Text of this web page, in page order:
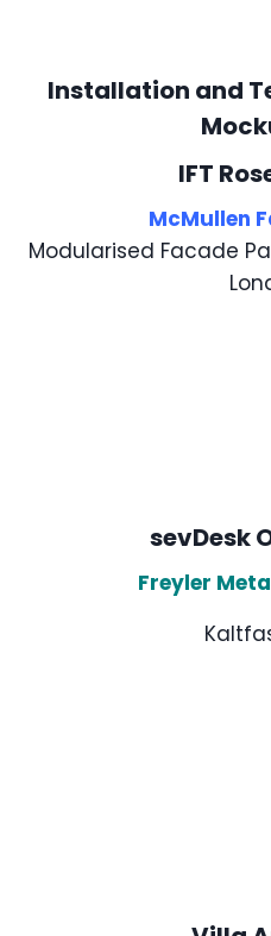
Installation and
IFT
McMullen
Modularised Facade
sevDesk
Freyler